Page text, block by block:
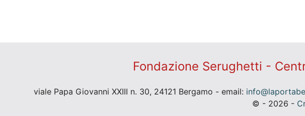
Fondazione Serughetti -
viale Papa Giovanni XXIII n. 30, 24121 Bergamo - email:
© - 2026 -